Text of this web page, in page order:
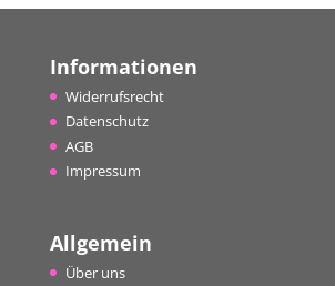
Informationen
Widerrufsrecht
Datenschutz
AGB
Impressum
Allgemein
Über uns